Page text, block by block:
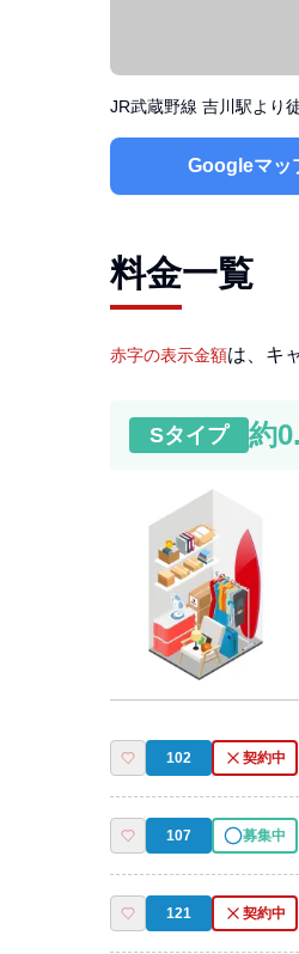
JR武蔵野線 吉川駅より
Googleマッ
料金一覧
赤字の表示金額は、キ
Sタイプ 約
102 契約中
107 募集中
121 契約中